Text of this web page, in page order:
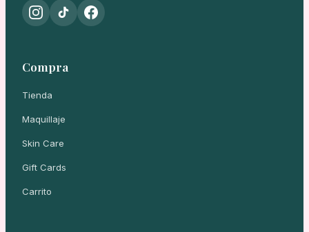
Compra
Tienda
Maquillaje
Skin Care
Gift Cards
Carrito